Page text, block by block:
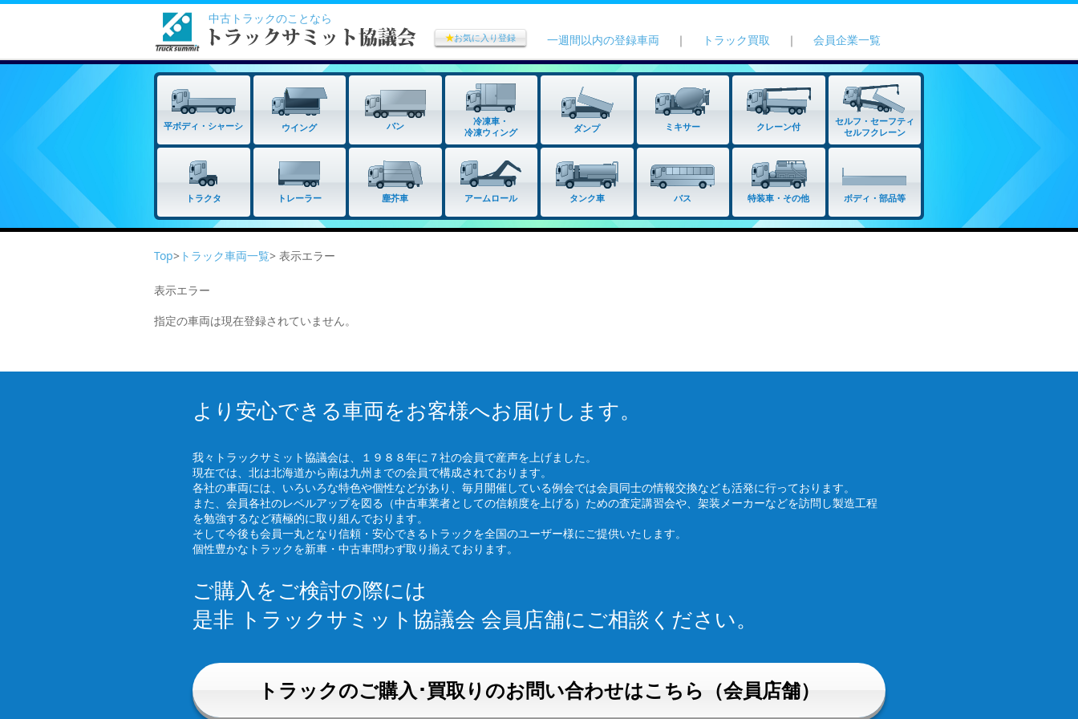
中古トラックのことなら
★お気に入り登録 一週間以内の登録車両 ｜ トラック買取 ｜ 会員企業一覧
平ボディ・シャーシ ウイング バン
冷凍車・
冷凍ウィング
ダンプ ミキサー クレーン付
セルフ・セーフティ
セルフクレーン
トラクタ トレーラー 塵芥車 アームロール タンク車 バス 特装車・その他 ボディ・部品等
Top> トラック車両一覧> 表示エラー
表示エラー
指定の車両は現在登録されていません。
より安心できる車両をお客様へお届けします。
我々トラックサミット協議会は、１９８８年に７社の会員で産声を上げました。
現在では、北は北海道から南は九州までの会員で構成されております。
各社の車両には、いろいろな特色や個性などがあり、毎月開催している例会では会員同士の情報交換なども活発に行っております。
また、会員各社のレベルアップを図る（中古車業者としての信頼度を上げる）ための査定講習会や、架装メーカーなどを訪問し製造工程
を勉強するなど積極的に取り組んでおります。
そして今後も会員一丸となり信頼・安心できるトラックを全国のユーザー様にご提供いたします。
個性豊かなトラックを新車・中古車問わず取り揃えております。
ご購入をご検討の際には
是非 トラックサミット協議会 会員店舗にご相談ください。
トラックのご購入･買取りのお問い合わせはこちら（会員店舗）